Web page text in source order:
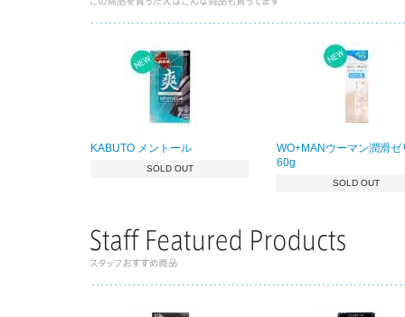
KABUTO メントール
SOLD OUT
WO+MANウーマン潤滑ゼ
60g
SOLD OUT